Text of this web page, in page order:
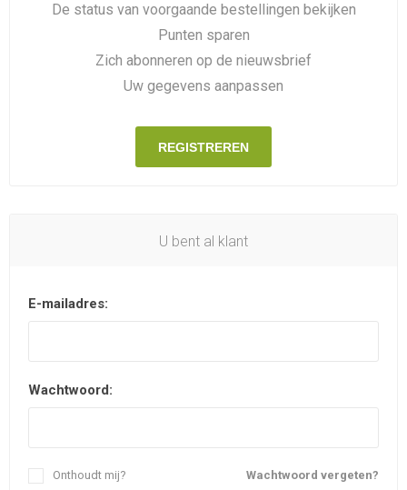
De status van voorgaande bestellingen bekijken
Punten sparen
Zich abonneren op de nieuwsbrief
Uw gegevens aanpassen
REGISTREREN
U bent al klant
E-mailadres:
Wachtwoord:
Wachtwoord vergeten?
Onthoudt mij?